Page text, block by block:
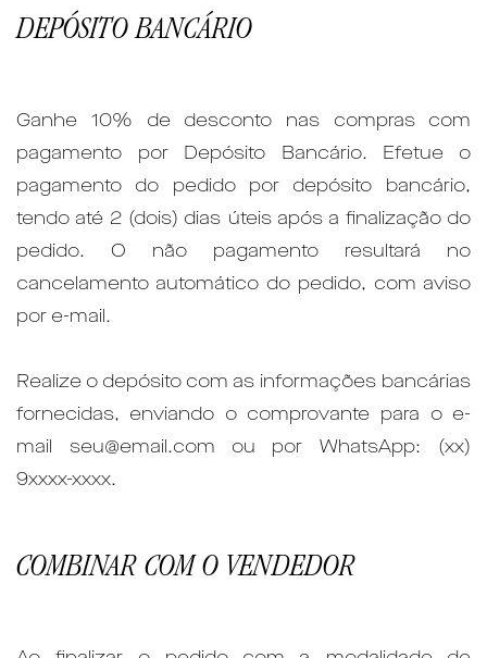
DEPÓSITO BANCÁRIO
Ganhe 10% de desconto nas compras com
pagamento por Depósito Bancário. Efetue o
pagamento do pedido por depósito bancário,
tendo até 2 (dois) dias úteis após a finalização do
pedido. O não pagamento resultará no
cancelamento automático do pedido, com aviso
por e-mail.
Realize o depósito com as informações bancárias
fornecidas, enviando o comprovante para o e-
mail seu@email.com ou por WhatsApp: (xx)
9xxxx-xxxx.
COMBINAR COM O VENDEDOR